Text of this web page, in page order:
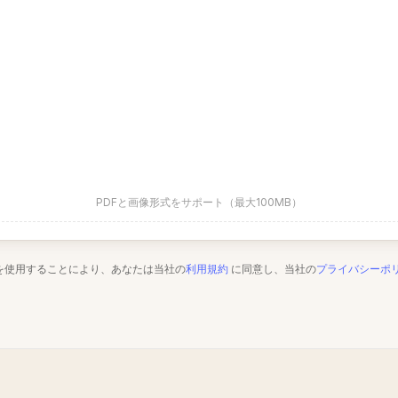
PDFと画像形式をサポート（最大100MB）
使用することにより、あなたは当社の利用規約 に同意し、当社のプライバシーポ